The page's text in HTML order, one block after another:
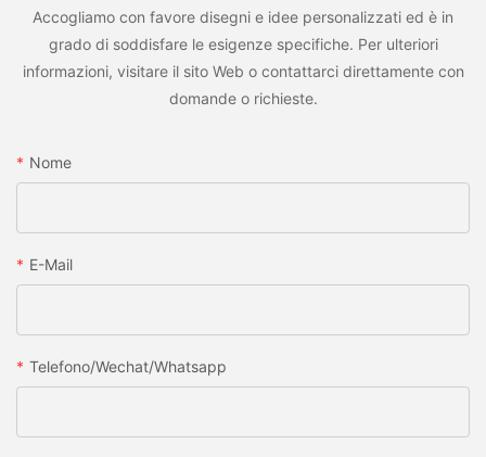
Accogliamo con favore disegni e idee personalizzati ed è in
grado di soddisfare le esigenze specifiche. Per ulteriori
informazioni, visitare il sito Web o contattarci direttamente con
domande o richieste.
Nome
E-Mail
Telefono/wechat/whatsapp